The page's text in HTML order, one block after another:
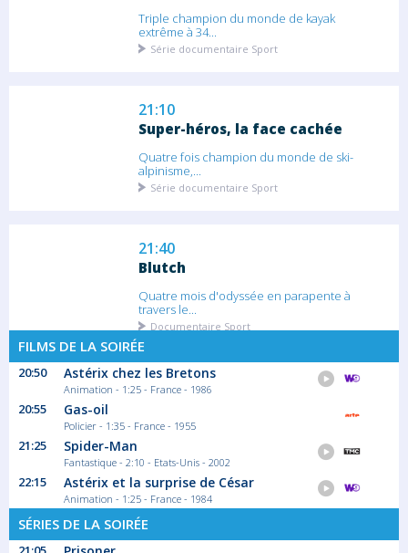
Triple champion du monde de kayak
extrême à 34...
Série documentaire Sport
21:10
Super-héros, la face cachée
Quatre fois champion du monde de ski-
alpinisme,...
Série documentaire Sport
21:40
Blutch
Quatre mois d'odyssée en parapente à
travers le...
Documentaire Sport
22:35
Suivez le quotidien de Mathis Dumas,
Documentaire Sport
23:15
Guides d'aventures
FILMS DE LA SOIRÉE
20:50 Astérix chez les Bretons
Animation - 1:25 - France - 1986
20:55 Gas-oil
Policier - 1:35 - France - 1955
21:25 Spider-Man
Fantastique - 2:10 - Etats-Unis - 2002
22:15 Astérix et la surprise de César
Animation - 1:25 - France - 1984
SÉRIES DE LA SOIRÉE